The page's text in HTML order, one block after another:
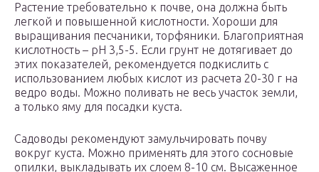
Растение требовательно к почве, она должна быть
легкой и повышенной кислотности. Хороши для
выращивания песчаники, торфяники. Благоприятная
кислотность – рН 3,5-5. Если грунт не дотягивает до
этих показателей, рекомендуется подкислить с
использованием любых кислот из расчета 20-30 г на
ведро воды. Можно поливать не весь участок земли,
а только яму для посадки куста.
Садоводы рекомендуют замульчировать почву
вокруг куста. Можно применять для этого сосновые
опилки, выкладывать их слоем 8-10 см. Высаженное